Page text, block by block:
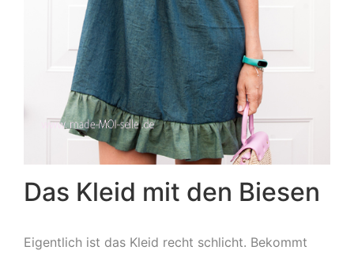
Das Kleid mit den Biesen
Eigentlich ist das Kleid recht schlicht. Bekommt